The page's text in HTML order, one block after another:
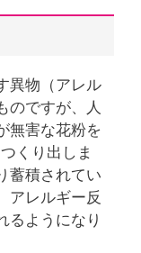
異物（アレル
のですが、人
無害な花粉を
くり出しま
蓄積されてい
アレルギー反
るようになり